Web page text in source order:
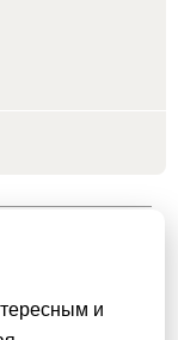
сайт.
на
и